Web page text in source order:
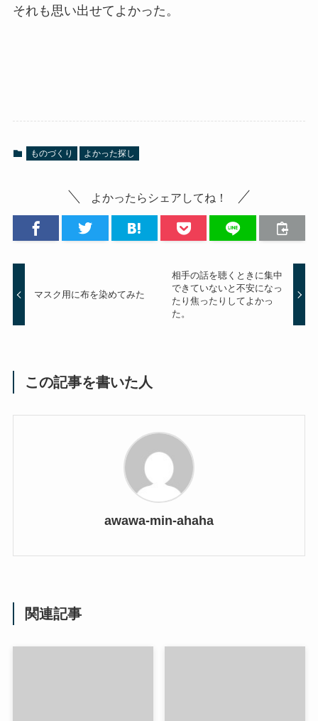
それも思い出せてよかった。
ものづくり よかった探し
よかったらシェアしてね！
マスク用に布を染めてみた
相手の話を聴くときに集中
できていないと不安になっ
たり焦ったりしてよかっ
た。
この記事を書いた人
awawa-min-ahaha
関連記事